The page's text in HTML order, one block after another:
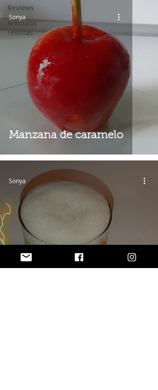
Reviews
Artículos
revistas
Manzana de caramelo
Sonya
Sonya